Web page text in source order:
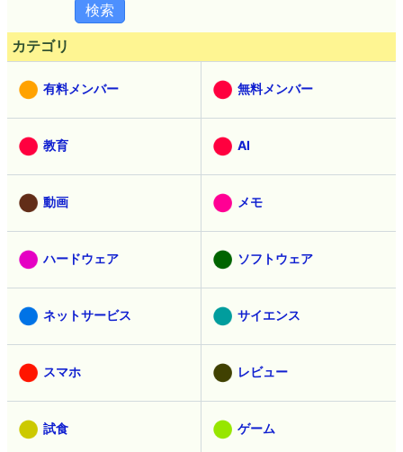
カテゴリ
有料メンバー 無料メンバー
教育 AI
動画 メモ
ハードウェア ソフトウェア
ネットサービス サイエンス
スマホ レビュー
試食 ゲーム